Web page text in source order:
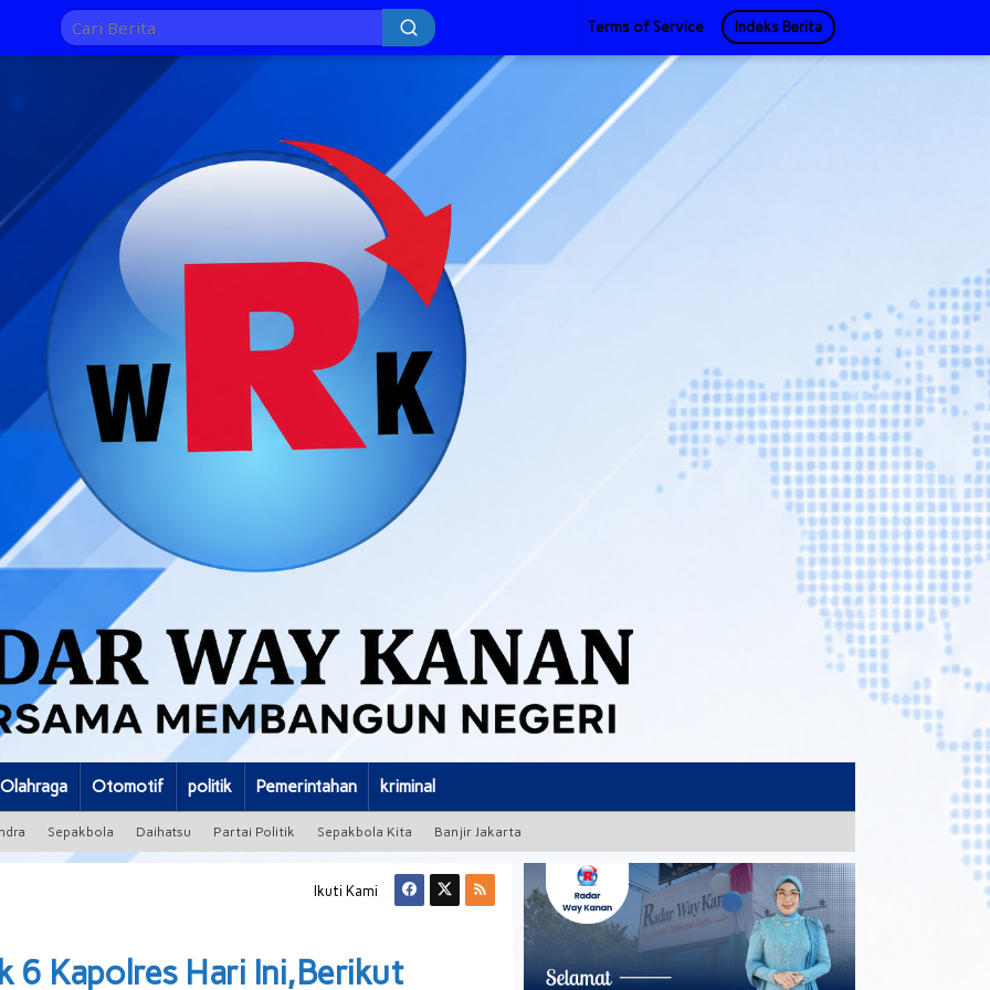
Terms of Service Indeks Berita
Olahraga Otomotif politik Pemerintahan kriminal
Sepakbola Daihatsu Partai Politik Sepakbola Kita Banjir Jakarta
Ikuti Kami
6 Kapolres Hari Ini,Berikut